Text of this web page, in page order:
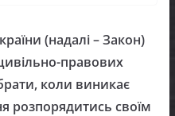
(надалі – Закон)
правових
коли виникає
розпорядитись своїм